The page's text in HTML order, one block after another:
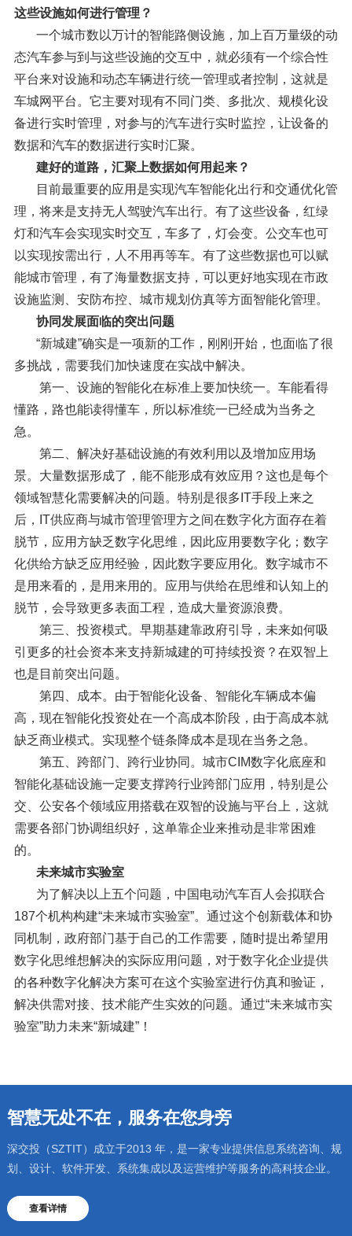
这些设施如何进行管理？
一个城市数以万计的智能路侧设施，加上百万量级的动
态汽车参与到与这些设施的交互中，就必须有一个综合性
平台来对设施和动态车辆进行统一管理或者控制，这就是
车城网平台。它主要对现有不同门类、多批次、规模化设
备进行实时管理，对参与的汽车进行实时监控，让设备的
数据和汽车的数据进行实时汇聚。
建好的道路，汇聚上数据如何用起来？
目前最重要的应用是实现汽车智能化出行和交通优化管
理，将来是支持无人驾驶汽车出行。有了这些设备，红绿
灯和汽车会实现实时交互，车多了，灯会变。公交车也可
以实现按需出行，人不用再等车。有了这些数据也可以赋
能城市管理，有了海量数据支持，可以更好地实现在市政
设施监测、安防布控、城市规划仿真等方面智能化管理。
协同发展面临的突出问题
“新城建”确实是一项新的工作，刚刚开始，也面临了很
多挑战，需要我们加快速度在实战中解决。
第一、设施的智能化在标准上要加快统一。车能看得
懂路，路也能读得懂车，所以标准统一已经成为当务之
急。
第二、解决好基础设施的有效利用以及增加应用场
景。大量数据形成了，能不能形成有效应用？这也是每个
领域智慧化需要解决的问题。特别是很多IT手段上来之
后，IT供应商与城市管理管理方之间在数字化方面存在着
脱节，应用方缺乏数字化思维，因此应用要数字化；数字
化供给方缺乏应用经验，因此数字要应用化。数字城市不
是用来看的，是用来用的。应用与供给在思维和认知上的
脱节，会导致更多表面工程，造成大量资源浪费。
第三、投资模式。早期基建靠政府引导，未来如何吸
引更多的社会资本来支持新城建的可持续投资？在双智上
也是目前突出问题。
第四、成本。由于智能化设备、智能化车辆成本偏
高，现在智能化投资处在一个高成本阶段，由于高成本就
缺乏商业模式。实现整个链条降成本是现在当务之急。
第五、跨部门、跨行业协同。城市CIM数字化底座和
智能化基础设施一定要支撑跨行业跨部门应用，特别是公
交、公安各个领域应用搭载在双智的设施与平台上，这就
需要各部门协调组织好，这单靠企业来推动是非常困难
的。
未来城市实验室
为了解决以上五个问题，中国电动汽车百人会拟联合
187个机构构建“未来城市实验室”。通过这个创新载体和协
同机制，政府部门基于自己的工作需要，随时提出希望用
数字化思维想解决的实际应用问题，对于数字化企业提供
的各种数字化解决方案可在这个实验室进行仿真和验证，
解决供需对接、技术能产生实效的问题。通过“未来城市实
验室”助力未来“新城建”！
智慧无处不在，服务在您身旁
深交投（SZTIT）成立于2013 年，是一家专业提供信息系统咨询、规
划、设计、软件开发、系统集成以及运营维护等服务的高科技企业。
查看详情